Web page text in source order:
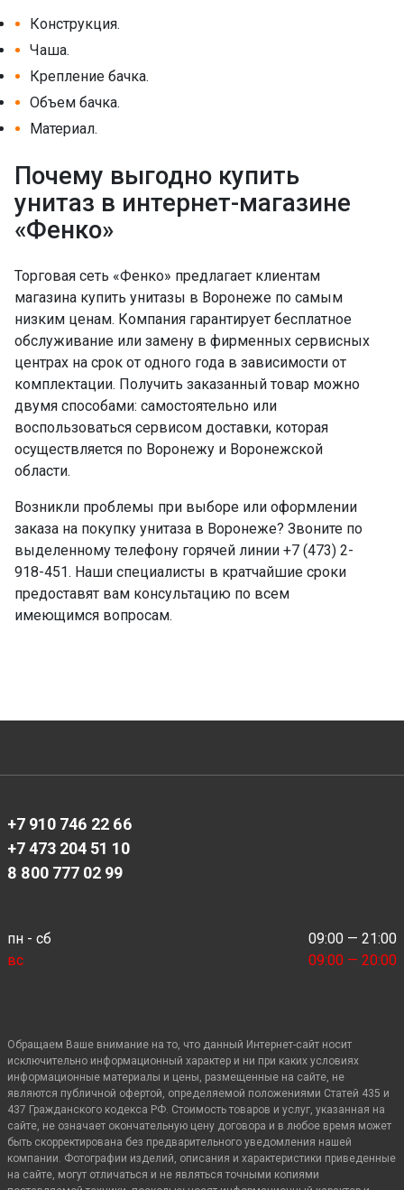
Конструкция.
Чаша.
Крепление бачка.
Объем бачка.
Материал.
Почему выгодно купить
унитаз в интернет-магазине
«Фенко»
Торговая сеть «Фенко» предлагает клиентам
магазина купить унитазы в Воронеже по самым
низким ценам. Компания гарантирует бесплатное
обслуживание или замену в фирменных сервисных
центрах на срок от одного года в зависимости от
комплектации. Получить заказанный товар можно
двумя способами: самостоятельно или
воспользоваться сервисом доставки, которая
осуществляется по Воронежу и Воронежской
области.
Возникли проблемы при выборе или оформлении
заказа на покупку унитаза в Воронеже? Звоните по
выделенному телефону горячей линии +7 (473) 2-
918-451. Наши специалисты в кратчайшие сроки
предоставят вам консультацию по всем
имеющимся вопросам.
+7 910 746 22 66
+7 473 204 51 10
8 800 777 02 99
пн - сб
09:00 — 21:00
вс
09:00 — 20:00
Обращаем Ваше внимание на то, что данный Интернет-сайт носит
исключительно информационный характер и ни при каких условиях
информационные материалы и цены, размещенные на сайте, не
являются публичной офертой, определяемой положениями Статей 435 и
437 Гражданского кодекса РФ. Стоимость товаров и услуг, указанная на
сайте, не означает окончательную цену договора и в любое время может
быть скорректирована без предварительного уведомления нашей
компании. Фотографии изделий, описания и характеристики приведенные
на сайте, могут отличаться и не являться точными копиями